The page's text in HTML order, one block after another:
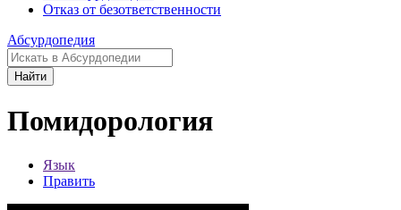
Отказ от безответственности
Абсурдопедия
Найти
Помидорология
Язык
Править